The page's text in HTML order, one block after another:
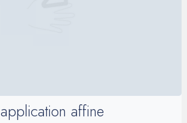
application affine